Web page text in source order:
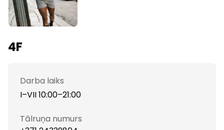
4F
Darba laiks
I–VII 10:00–21:00
Tālruņa numurs